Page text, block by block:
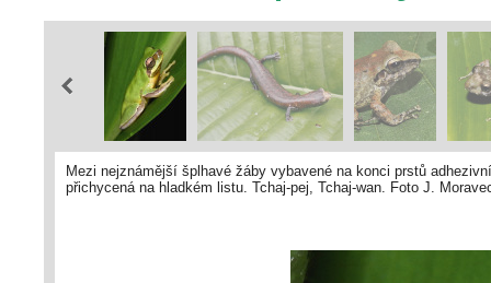
Mezi nejznámější šplhavé žáby vybavené na konci prstů
přichycená na hladkém listu. Tchaj-pej, Tchaj-wan. Foto J.